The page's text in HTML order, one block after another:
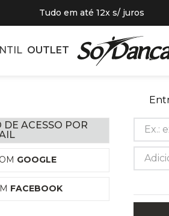
Tudo em até 12x s/ juros
OUTLET
DE ACESSO POR
GOOGLE
FACEBOOK